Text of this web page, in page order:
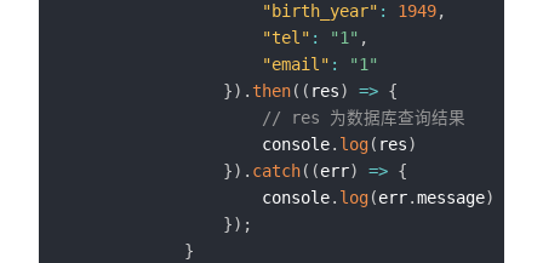
"birth_year" : 1949,
"tel" : "1" ,
"email" :
"1"
}) . then( ( res) => {
// res 为数据库查询结果
					console
. log( res)
}) . catch( (err) => {
					console
. log(err.message)
}) ;
}